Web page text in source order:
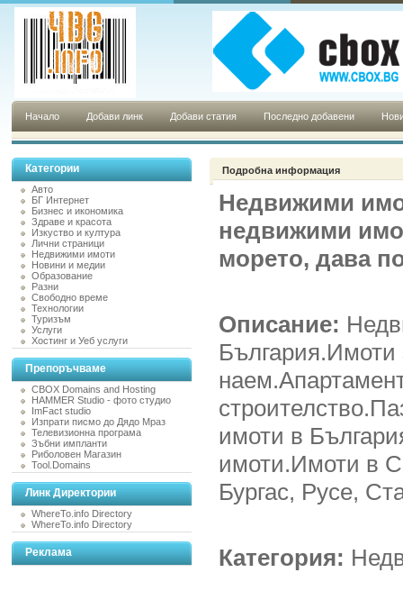
Начало Добави линк Добави статия Последно добавени
Категории
Авто
БГ Интернет
Бизнес и икономика
Здраве и красота
Изкуство и култура
Лични страници
Недвижими имоти
Новини и медии
Образование
Разни
Свободно време
Технологии
Туризъм
Услуги
Хостинг и Уеб услуги
Препоръчваме
CBOX Domains and Hosting
HAMMER Studio - фото студио
ImFact studio
Изпрати писмо до Дядо Мраз
Телевизионна програма
Зъбни импланти
Риболовен Магазин
Tool.Domains
Линк Директории
WhereTo.info Directory
WhereTo.info Directory
Реклама
Подробна информация
Недвижими
недвижими
морето, дава
Описание:
България.Имоти
имоти в
имоти.Имоти в
Бургас, Русе,
Категория: